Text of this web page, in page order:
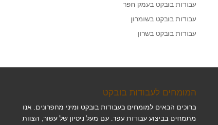
עבודות בובקט בעמק חפר
עבודות בובקט בשומרון
עבודות בובקט בשרון
המומחים לעבודות בובקט
ברוכים הבאים למומחים בעבודות בובקט ומיני מחפרונים. אנו
מתמחים בביצוע עבודות עפר. עם מעל ניסיון של עשור, הצוות